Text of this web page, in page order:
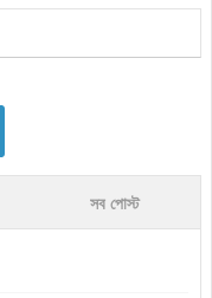
সব পোস্ট